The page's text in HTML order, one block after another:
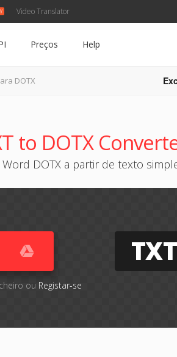
Video Translator
Preços Help
DOTX
to DOTX
DOTX a partir de texto
ou Registar-se
TXT